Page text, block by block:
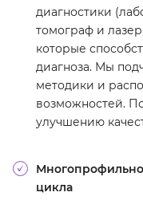
диагностики
томограф и
которые
диагноза. Мы
методики и
возможностей.
улучшению
цикла